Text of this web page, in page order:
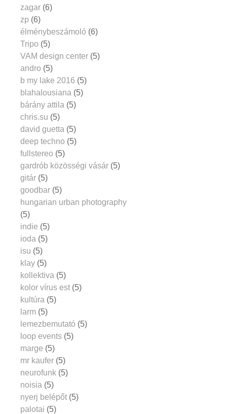
zagar (6)
zp (6)
élménybeszámoló (6)
Tripo (5)
VAM design center (5)
andro (5)
b my lake 2016 (5)
blahalousiana (5)
bárány attila (5)
chris.su (5)
david guetta (5)
deep techno (5)
fullstereo (5)
gardrób közösségi vásár (5)
gitár (5)
goodbar (5)
hungarian urban photography
(5)
indie (5)
ioda (5)
isu (5)
klay (5)
kollektiva (5)
kolor vírus est (5)
kultúra (5)
larm (5)
lemezbemutató (5)
loop events (5)
marge (5)
mr kaufer (5)
neurofunk (5)
noisia (5)
nyerj belépőt (5)
palotai (5)